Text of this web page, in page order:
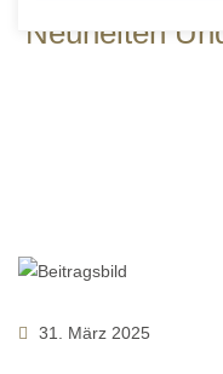
Neuheiten
31. März 2025